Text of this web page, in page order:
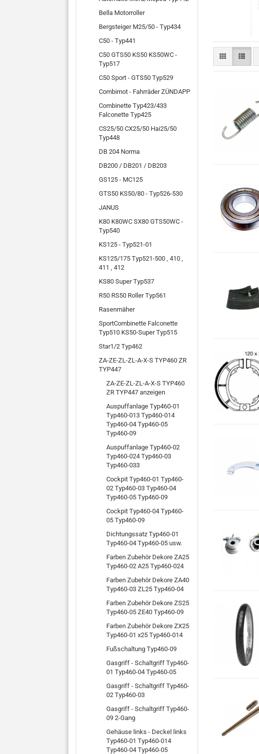
Bella Motorroller
Bergsteiger M25/50 - Typ434
C50 - Typ441
C50 GTS50 KS50 KS50WC -
Typ517
C50 Sport - GTS50 Typ529
Combimot - Fahrräder ZÜNDAPP
Combinette Typ423/433
Falconette Typ425
CS25/50 CX25/50 Hai25/50
Typ448
DB 204 Norma
DB200 / DB201 / DB203
GS125 - MC125
GTS50 KS50/80 - Typ526-530
JANUS
K80 K80WC SX80 GTS50WC -
Typ540
KS125 - Typ521-01
KS125/175 Typ521-500 , 410 ,
411 , 412
KS80 Super Typ537
R50 RS50 Roller Typ561
Rasenmäher
SportCombinette Falconette
Typ510 KS50-Super Typ515
Star1/2 Typ462
ZA-ZE-ZL-ZL-A-X-S TYP460 ZR
TYP447
ZA-ZE-ZL-ZL-A-X-S TYP460
ZR TYP447 anzeigen
Auspuffanlage Typ460-01
Typ460-013 Typ460-014
Typ460-04 Typ460-05
Typ460-09
Auspuffanlage Typ460-02
Typ460-024 Typ460-03
Typ460-033
Cockpit Typ460-01 Typ460-
02 Typ460-03 Typ460-04
Typ460-05 Typ460-09
Cockpit Typ460-04 Typ460-
05 Typ460-09
Dichtungssatz Typ460-01
Typ460-04 Typ460-05 usw.
Farben Zubehör Dekore ZA25
Typ460-02 A25 Typ460-024
Farben Zubehör Dekore ZA40
Typ460-03 ZL25 Typ460-04
Farben Zubehör Dekore ZS25
Typ460-05 ZE40 Typ460-09
Farben Zubehör Dekore ZX25
Typ460-01 x25 Typ460-014
Fußschaltung Typ460-09
Gasgriff - Schaltgriff Typ460-
01 Typ460-04 Typ460-05
Gasgriff - Schaltgriff Typ460-
02 Typ460-03
Gasgriff - Schaltgriff Typ460-
09 2-Gang
Gehäuse links - Deckel links
Typ460-01 Typ460-014
Typ460-04 Typ460-05